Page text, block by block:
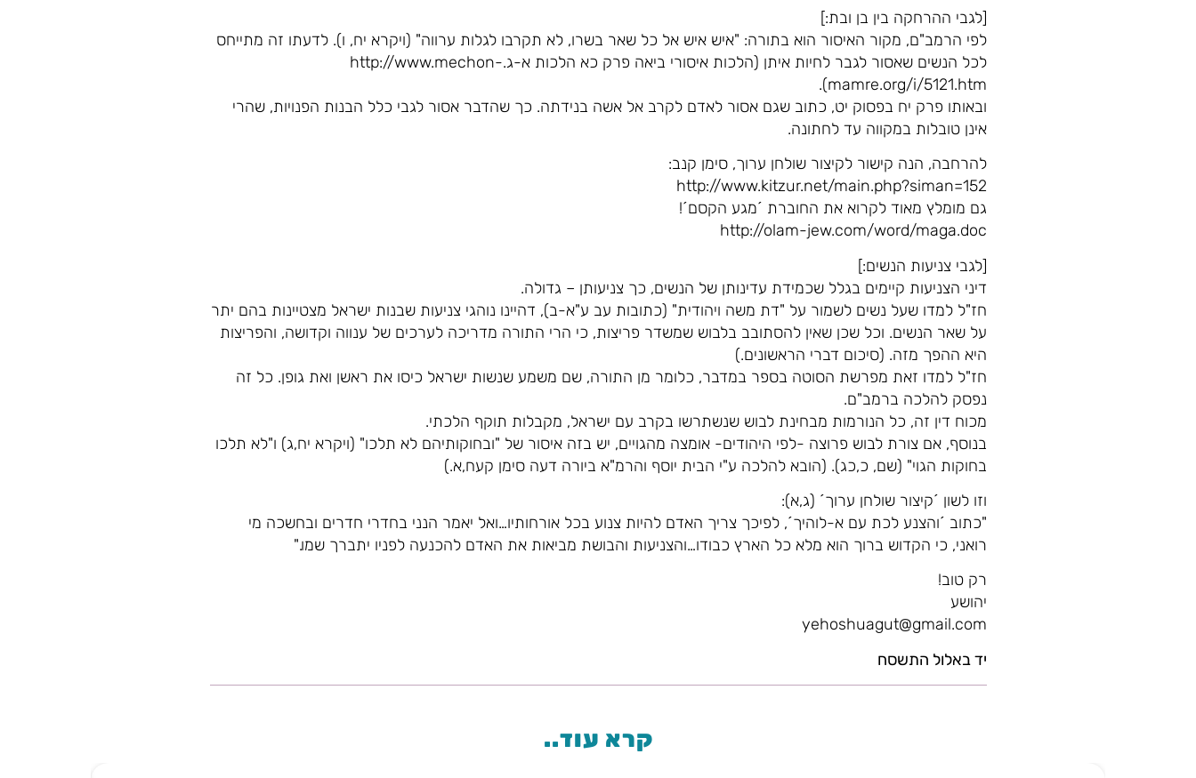
[לגבי ההרחקה בין בן ובת:]
לפי הרמב"ם, מקור האיסור הוא בתורה: "איש איש אל כל שאר בשרו, לא תקרבו לגלות ערווה" (ויקרא יח, ו). לדעתו זה מתייחס
לכל הנשים שאסור לגבר לחיות איתן (הלכות איסורי ביאה פרק כא הלכות א-ג.http://www.mechon-
mamre.org/i/5121.htm).
ובאותו פרק יח בפסוק יט, כתוב שגם אסור לאדם לקרב אל אשה בנידתה. כך שהדבר אסור לגבי כלל הבנות הפנויות, שהרי
אינן טובלות במקווה עד לחתונה.
להרחבה, הנה קישור לקיצור שולחן ערוך, סימן קנב:
http://www.kitzur.net/main.php?siman=152
גם מומלץ מאוד לקרוא את החוברת ´מגע הקסם´!
http://olam-jew.com/word/maga.doc
[לגבי צניעות הנשים:]
דיני הצניעות קיימים בגלל שכמידת עדינותן של הנשים, כך צניעותן – גדולה.
חז"ל למדו שעל נשים לשמור על "דת משה ויהודית" (כתובות עב ע"א-ב), דהיינו נוהגי צניעות שבנות ישראל מצטיינות בהם יתר
על שאר הנשים. וכל שכן שאין להסתובב בלבוש שמשדר פריצות, כי הרי התורה מדריכה לערכים של ענווה וקדושה, והפריצות
היא ההפך מזה. (סיכום דברי הראשונים.)
חז"ל למדו זאת מפרשת הסוטה בספר במדבר, כלומר מן התורה, שם משמע שנשות ישראל כיסו את ראשן ואת גופן. כל זה
נפסק להלכה ברמב"ם.
מכוח דין זה, כל הנורמות מבחינת לבוש שנשתרשו בקרב עם ישראל, מקבלות תוקף הלכתי.
בנוסף, אם צורת לבוש פרוצה -לפי היהודים- אומצה מהגויים, יש בזה איסור של "ובחוקותיהם לא תלכו" (ויקרא יח,ג) ו"לא תלכו
בחוקות הגוי" (שם, כ,כג). (הובא להלכה ע"י הבית יוסף והרמ"א ביורה דעה סימן קעח,א.)
וזו לשון ´קיצור שולחן ערוך´ (ג,א):
"כתוב ´והצנע לכת עם א-לוהיך´, לפיכך צריך האדם להיות צנוע בכל אורחותיו…ואל יאמר הנני בחדרי חדרים ובחשכה מי
רואני, כי הקדוש ברוך הוא מלא כל הארץ כבודו…והצניעות והבושת מביאות את האדם להכנעה לפניו יתברך שמו."
רק טוב!
יהושע
yehoshuagut@gmail.com
יד באלול התשסח
קרא עוד..